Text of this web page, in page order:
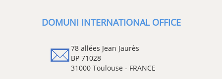
DOMUNI INTERNATIONAL OFFICE
78 allées Jean Jaurès
BP 71028
31000 Toulouse - FRANCE